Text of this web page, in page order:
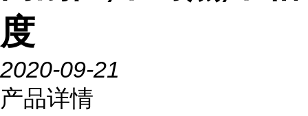
度
2020-09-21
产品详情